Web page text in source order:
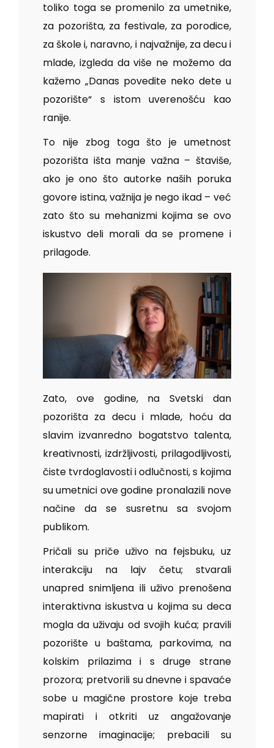
toliko toga se promenilo za umetnike,
za pozorišta, za festivale, za porodice,
za škole i, naravno, i najvažnije, za decu i
mlade, izgleda da više ne možemo da
kažemo „Danas povedite neko dete u
pozorište“ s istom uverenošću kao
ranije.
To nije zbog toga što je umetnost
pozorišta išta manje važna – štaviše,
ako je ono što autorke naših poruka
govore istina, važnija je nego ikad – već
zato što su mehanizmi kojima se ovo
iskustvo deli morali da se promene i
prilagode.
Zato, ove godine, na Svetski dan
pozorišta za decu i mlade, hoću da
slavim izvanredno bogatstvo talenta,
kreativnosti, izdržljivosti, prilagodljivosti,
čiste tvrdoglavosti i odlučnosti, s kojima
su umetnici ove godine pronalazili nove
načine da se susretnu sa svojom
publikom.
Pričali su priče uživo na fejsbuku, uz
interakciju na lajv četu; stvarali
unapred snimljena ili uživo prenošena
interaktivna iskustva u kojima su deca
mogla da uživaju od svojih kuća; pravili
pozorište u baštama, parkovima, na
kolskim prilazima i s druge strane
prozora; pretvorili su dnevne i spavaće
sobe u magične prostore koje treba
mapirati i otkriti uz angažovanje
senzorne imaginacije; prebacili su